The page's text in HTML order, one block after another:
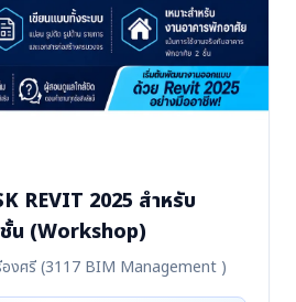
REVIT 2025 สำหรับ
น (Workshop)
องศรี (3117 BIM Management )